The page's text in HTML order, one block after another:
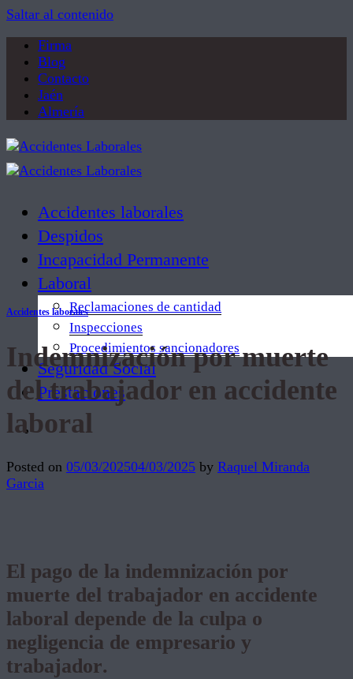
Saltar al contenido
Firma
Blog
Contacto
Jaén
Almería
Accidentes laborales
Despidos
Incapacidad Permanente
Laboral
Reclamaciones de cantidad
Inspecciones
Procedimientos sancionadores
Seguridad Social
Prestaciones
Accidentes laborales
Indemnización por muerte
del trabajador en accidente
laboral
Posted on 05/03/202504/03/2025 by Raquel Miranda
Garcia
El pago de la indemnización por
muerte del trabajador en accidente
laboral depende de la culpa o
negligencia de empresario y
trabajador.